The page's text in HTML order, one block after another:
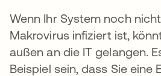
Wenn Ihr System noch
Makrovirus infiziert ist,
außen an die IT gelangen.
Beispiel sein, dass Sie eine